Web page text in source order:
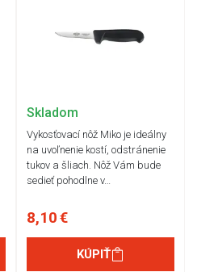
Skladom
Vykosťovací nôž Miko je ideálny
na uvoľnenie kostí, odstránenie
tukov a šliach. Nôž Vám bude
sedieť pohodlne v…
8,10 €
KÚPIŤ